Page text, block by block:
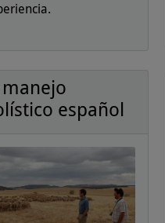
manejo
español